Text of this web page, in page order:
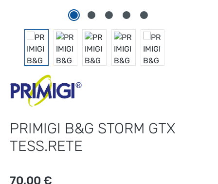
PRIMIGI B&G STORM GTX
TESS.RETE
Prezzo normale:
70,00 €